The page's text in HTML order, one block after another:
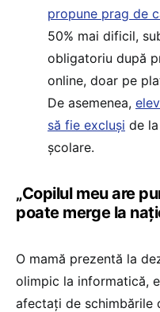
propune prag de
50% mai dificil,
obligatoriu după
online, doar pe
De asemenea,
să fie excluși de
școlare.
„Copilul meu are
poate merge la
O mamă prezentă la
olimpic la informatică,
afectați de schimbările